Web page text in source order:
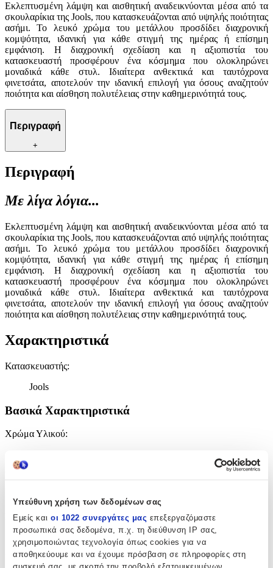
Υπεύθυνη χρήση των δεδομένων σας
Εμείς και οι 1022 συνεργάτες μας επεξεργαζόμαστε
προσωπικά σας δεδομένα, π.χ. τη διεύθυνση IP σας,
χρησιμοποιώντας τεχνολογία όπως cookies για να
αποθηκεύουμε και να έχουμε πρόσβαση σε πληροφορίες στη
Εκλεπτυσμένη λάμψη και αισθητική αναδεικνύονται μέσα από τα
σκουλαρίκια της Jools, που κατασκευάζονται από υψηλής ποιότητας
ασήμι. Το λευκό χρώμα του μετάλλου προσδίδει διαχρονική
κομψότητα, ιδανική για κάθε στιγμή της ημέρας ή επίσημη
εμφάνιση. Η διαχρονική σχεδίαση και η αξιοπιστία του
κατασκευαστή προσφέρουν ένα κόσμημα που ολοκληρώνει
μοναδικά κάθε στυλ. Ιδιαίτερα ανθεκτικά και ταυτόχρονα
φινετσάτα, αποτελούν την ιδανική επιλογή για όσους αναζητούν
ποιότητα και αίσθηση πολυτέλειας στην καθημερινότητά τους.
Περιγραφή
+
Περιγραφή
Με λίγα λόγια...
Εκλεπτυσμένη λάμψη και αισθητική αναδεικνύονται μέσα από τα
σκουλαρίκια της Jools, που κατασκευάζονται από υψηλής ποιότητας
ασήμι. Το λευκό χρώμα του μετάλλου προσδίδει διαχρονική
κομψότητα, ιδανική για κάθε στιγμή της ημέρας ή επίσημη
εμφάνιση. Η διαχρονική σχεδίαση και η αξιοπιστία του
κατασκευαστή προσφέρουν ένα κόσμημα που ολοκληρώνει
μοναδικά κάθε στυλ. Ιδιαίτερα ανθεκτικά και ταυτόχρονα
φινετσάτα, αποτελούν την ιδανική επιλογή για όσους αναζητούν
ποιότητα και αίσθηση πολυτέλειας στην καθημερινότητά τους.
Χαρακτηριστικά
Κατασκευαστής:
Jools
Βασικά Χαρακτηριστικά
Χρώμα Υλικού:
Ασήμι
Επιχρυσωμένα:
Σετ: